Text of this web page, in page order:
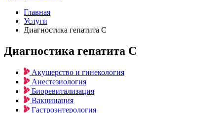
Главная
Услуги
Диагностика гепатита С
Диагностика гепатита С
Акушерство и гинекология
Анестезиология
Биоревитализация
Вакцинация
Гастроэнтерология